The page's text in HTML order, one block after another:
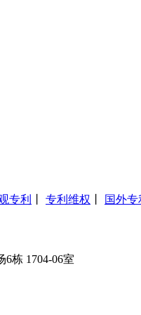
专利 专利维权 国外专
栋 1704-06室